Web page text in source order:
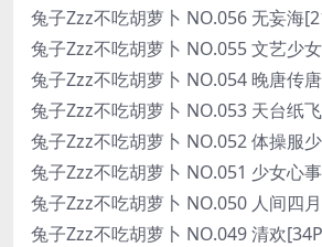
兔子Zzz不吃胡萝卜 NO.056 无妄海
兔子Zzz不吃胡萝卜 NO.055 文艺少
兔子Zzz不吃胡萝卜 NO.054 晚唐传
兔子Zzz不吃胡萝卜 NO.053 天台纸
兔子Zzz不吃胡萝卜 NO.052 体操服
兔子Zzz不吃胡萝卜 NO.051 少女心
兔子Zzz不吃胡萝卜 NO.050 人间四
兔子Zzz不吃胡萝卜 NO.049 清欢